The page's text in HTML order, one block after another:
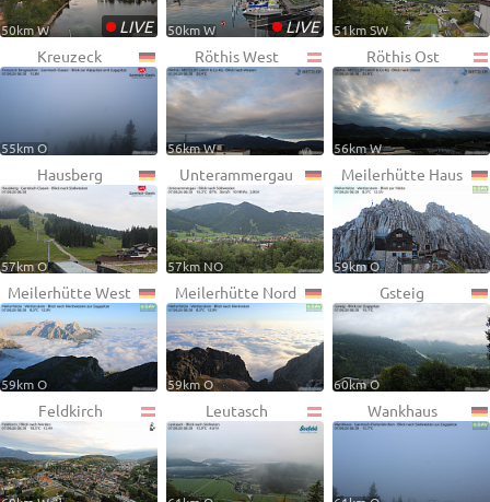
•LIVE
50km W •LIVE
50km W 51km SW
Kreuzeck
55km O
Röthis West
56km W
Röthis Ost
56km W
Hausberg
57km O
Unterammergau
57km NO
Meilerhütte Haus
59km O
Meilerhütte West
59km O
Meilerhütte Nord
59km O
Gsteig
60km O
Feldkirch Leutasch Wankhaus